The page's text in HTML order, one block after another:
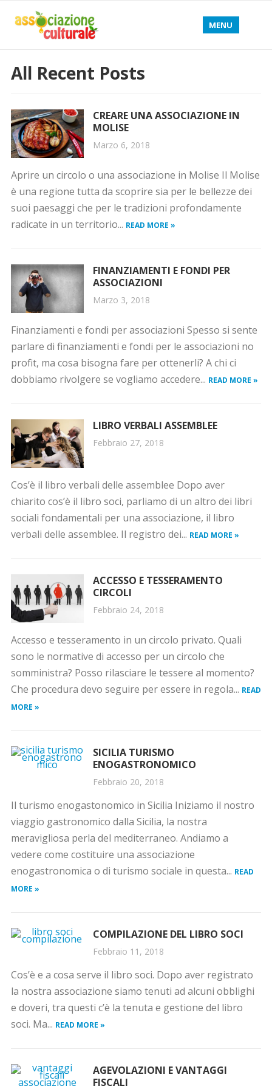
MENU
All Recent Posts
CREARE UNA ASSOCIAZIONE IN
MOLISE
Marzo 6, 2018
Aprire un circolo o una associazione in Molise Il Molise
è una regione tutta da scoprire sia per le bellezze dei
suoi paesaggi che per le tradizioni profondamente
radicate in un territorio... READ MORE »
FINANZIAMENTI E FONDI PER
ASSOCIAZIONI
Marzo 3, 2018
Finanziamenti e fondi per associazioni Spesso si sente
parlare di finanziamenti e fondi per le associazioni no
profit, ma cosa bisogna fare per ottenerli? A chi ci
dobbiamo rivolgere se vogliamo accedere... READ MORE »
LIBRO VERBALI ASSEMBLEE
Febbraio 27, 2018
Cos’è il libro verbali delle assemblee Dopo aver
chiarito cos’è il libro soci, parliamo di un altro dei libri
sociali fondamentali per una associazione, il libro
verbali delle assemblee. Il registro dei... READ MORE »
ACCESSO E TESSERAMENTO
CIRCOLI
Febbraio 24, 2018
Accesso e tesseramento in un circolo privato. Quali
sono le normative di accesso per un circolo che
somministra? Posso rilasciare le tessere al momento?
Che procedura devo seguire per essere in regola... READ
MORE »
SICILIA TURISMO
ENOGASTRONOMICO
Febbraio 20, 2018
Il turismo enogastonomico in Sicilia Iniziamo il nostro
viaggio gastronomico dalla Sicilia, la nostra
meravigliosa perla del mediterraneo. Andiamo a
vedere come costituire una associazione
enogastronomica o di turismo sociale in questa... READ
MORE »
COMPILAZIONE DEL LIBRO SOCI
Febbraio 11, 2018
Cos’è e a cosa serve il libro soci. Dopo aver registrato
la nostra associazione siamo tenuti ad alcuni obblighi
e doveri, tra questi c’è la tenuta e gestione del libro
soci. Ma... READ MORE »
AGEVOLAZIONI E VANTAGGI
FISCALI